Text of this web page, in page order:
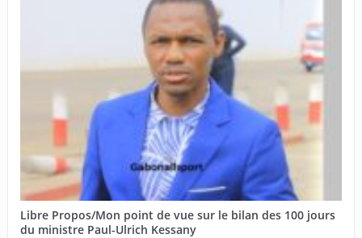
Libre Propos/Mon point de vue sur le bilan des 100 jours
du ministre Paul-Ulrich Kessany